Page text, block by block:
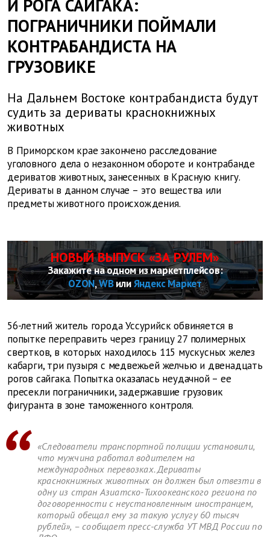
И РОГА САЙГАКА:
ПОГРАНИЧНИКИ ПОЙМАЛИ
КОНТРАБАНДИСТА НА
ГРУЗОВИКЕ
На Дальнем Востоке контрабандиста будут
судить за дериваты краснокнижных
животных
В Приморском крае закончено расследование
уголовного дела о незаконном обороте и контрабанде
дериватов животных, занесенных в Красную книгу.
Дериваты в данном случае – это вещества или
предметы животного происхождения.
НОВЫЙ ВЫПУСК «ЗА РУЛЕМ»
Закажите на одном из маркетплейсов:
OZON,WBилиЯндекс Маркет
56-летний житель города Уссурийск обвиняется в
попытке переправить через границу 27 полимерных
свертков, в которых находилось 115 мускусных желез
кабарги, три пузыря с медвежьей желчью и двенадцать
рогов сайгака. Попытка оказалась неудачной – ее
пресекли пограничники, задержавшие грузовик
фигуранта в зоне таможенного контроля.
«Следователи транспортной полиции установили,
что мужчина работал водителем на
международных перевозках. Дериваты
краснокнижных животных он должен был отвезти в
одну из стран Азиатско-Тихоокеанского региона по
договоренности с неустановленным иностранцем,
который обещал ему за такую услугу 60 тысяч
рублей», – сообщает пресс-служба УТ МВД России по